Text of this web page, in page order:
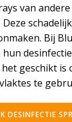
van
Bij
geschikt is
te
DESINFECTIE